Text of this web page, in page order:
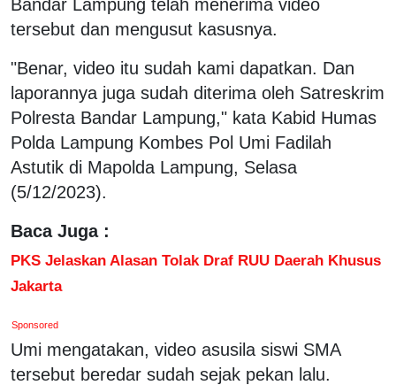
Bandar Lampung telah menerima video
tersebut dan mengusut kasusnya.
"Benar, video itu sudah kami dapatkan. Dan
laporannya juga sudah diterima oleh Satreskrim
Polresta Bandar Lampung," kata Kabid Humas
Polda Lampung Kombes Pol Umi Fadilah
Astutik di Mapolda Lampung, Selasa
(5/12/2023).
Baca Juga :
PKS Jelaskan Alasan Tolak Draf RUU Daerah Khusus
Jakarta
Sponsored
Umi mengatakan, video asusila siswi SMA
tersebut beredar sudah sejak pekan lalu.